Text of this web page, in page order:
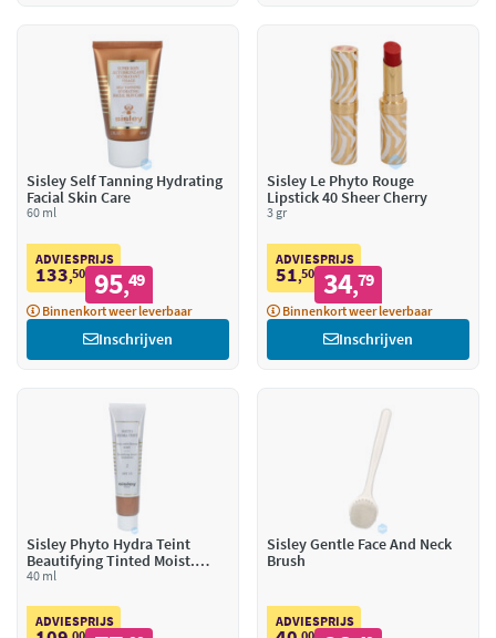
Sisley Self Tanning Hydrating
Facial Skin Care
60 ml
ADVIESPRIJS
133,50 95,49
Binnenkort weer leverbaar
Inschrijven
Sisley Le Phyto Rouge
Lipstick 40 Sheer Cherry
3 gr
ADVIESPRIJS
51,50 34,79
Binnenkort weer leverbaar
Inschrijven
Sisley Phyto Hydra Teint
Beautifying Tinted Moist.
40 ml
ADVIESPRIJS
Sisley Gentle Face And Neck
Brush
ADVIESPRIJS